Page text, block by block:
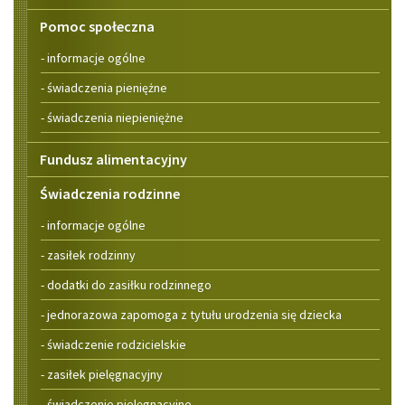
Pomoc społeczna
- informacje ogólne
- świadczenia pieniężne
- świadczenia niepieniężne
Fundusz alimentacyjny
Świadczenia rodzinne
- informacje ogólne
- zasiłek rodzinny
- dodatki do zasiłku rodzinnego
- jednorazowa zapomoga z tytułu urodzenia się dziecka
- świadczenie rodzicielskie
- zasiłek pielęgnacyjny